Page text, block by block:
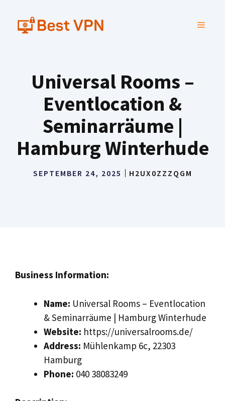
content
MENU
Universal Rooms –
Eventlocation &
Seminarräume |
Hamburg Winterhude
SEPTEMBER 24, 2025 H2UX0ZZZQGM
Business Information:
Name: Universal Rooms – Eventlocation
& Seminarräume | Hamburg Winterhude
Website: https://universalrooms.de/
Address: Mühlenkamp 6c, 22303
Hamburg
Phone: 040 38083249